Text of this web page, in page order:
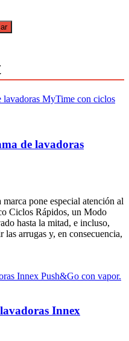
de lavadoras
pone especial atención al
Ciclos Rápidos, un Modo
hasta la mitad, e incluso,
arrugas y, en consecuencia,
Innex